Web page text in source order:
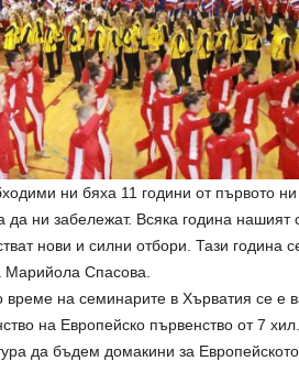
ни бяха 11 години от първото ни
да ни забележат. Всяка година нашият
нови и силни отбори. Тази година
Марийола Спасова.
време на семинарите в Хърватия се е
на Европейско първенство от 7
да бъдем домакини за